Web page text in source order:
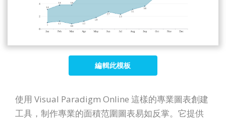
編輯此模板
使用 Visual Paradigm Online 這樣的專業圖表創建
工具，制作專業的面積范圍圖表易如反掌。它提供